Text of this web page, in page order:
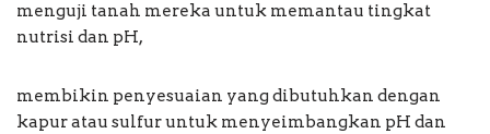
menguji tanah mereka untuk memantau tingkat
nutrisi dan pH,
membikin penyesuaian yang dibutuhkan dengan
kapur atau sulfur untuk menyeimbangkan pH dan